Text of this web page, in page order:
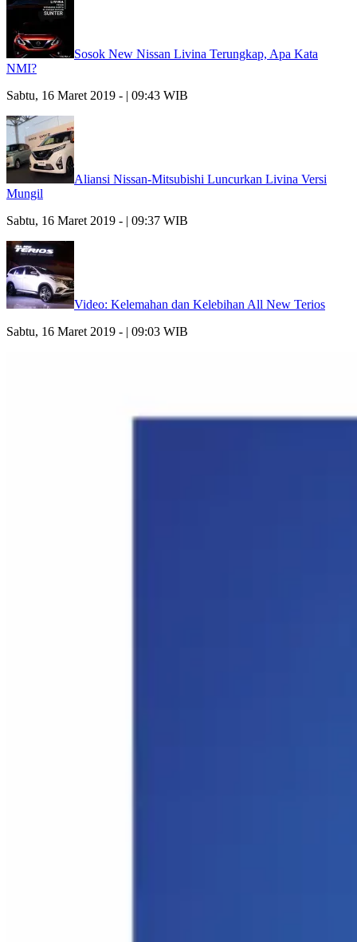
Sosok New Nissan Livina Terungkap, Apa Kata
NMI?
Sabtu, 16 Maret 2019 - | 09:43 WIB
Aliansi Nissan-Mitsubishi Luncurkan Livina Versi
Mungil
Sabtu, 16 Maret 2019 - | 09:37 WIB
Video: Kelemahan dan Kelebihan All New Terios
Sabtu, 16 Maret 2019 - | 09:03 WIB